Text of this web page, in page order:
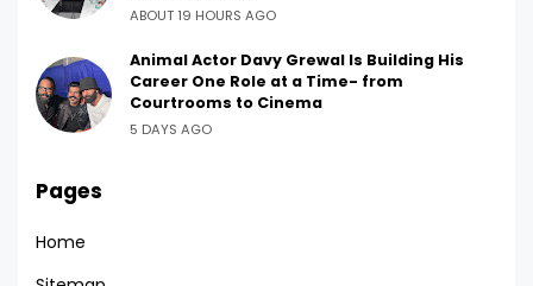
ABOUT 19 HOURS AGO
Animal Actor Davy Grewal Is Building His
Career One Role at a Time- from
Courtrooms to Cinema
5 DAYS AGO
Pages
Home